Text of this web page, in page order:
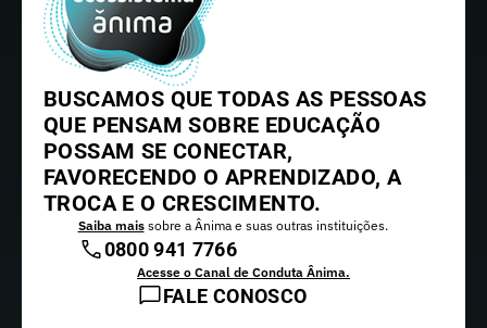
BUSCAMOS QUE TODAS AS PESSOAS
QUE PENSAM SOBRE EDUCAÇÃO
POSSAM SE CONECTAR,
FAVORECENDO O APRENDIZADO, A
TROCA E O CRESCIMENTO.
Saiba maissobre a Ânima e suas outras instituições.
0800 941 7766
Acesse o Canal de Conduta Ânima.
FALE CONOSCO